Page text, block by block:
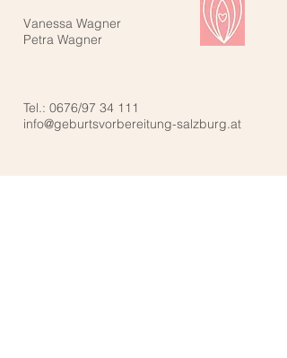
Vanessa Wagner
Petra Wagner
Tel.: 0676/97 34 111
info@geburtsvorbereitung-salzburg.at